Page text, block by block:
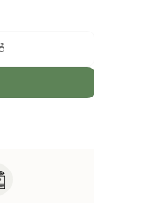
khách hàng